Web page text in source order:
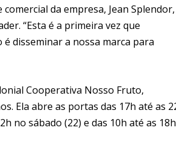
da empresa, Jean
“Esta é a primeira vez que
disseminar a nossa marca para
Cooperativa Nosso Fruto,
Ela abre as portas das 17h até as
no sábado (22) e das 10h até as